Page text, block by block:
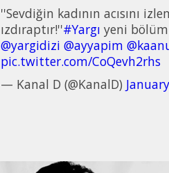
''Sevdiğin kadının acısını
ızdıraptır!''#Yargı yeni
@yargidizi @ayyapim
pic.twitter.com/CoQevh2rhs
— Kanal D (@KanalD)